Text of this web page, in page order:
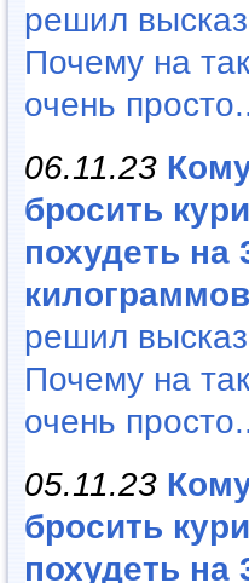
решил
Почему на
очень
06.11.23
бросить
похудеть на
килограммов
решил
Почему на
очень
05.11.23
бросить
похудеть на